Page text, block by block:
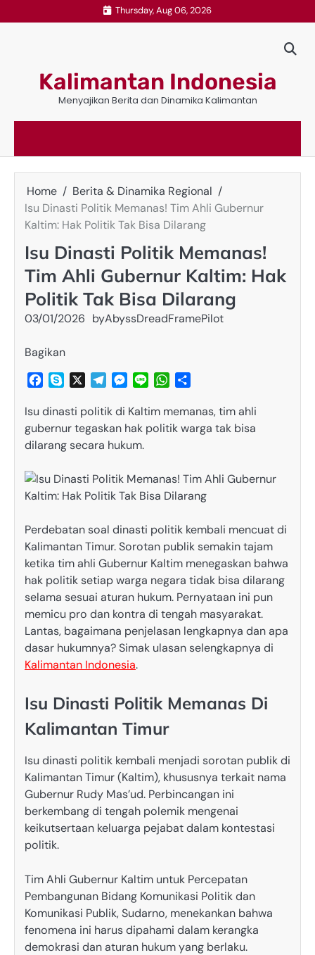
to
Thursday, Aug 06, 2026
Kalimantan Indonesia
Menyajikan Berita dan Dinamika Kalimantan
Home
Berita & Dinamika Regional
Isu Dinasti Politik Memanas! Tim Ahli Gubernur
Kaltim: Hak Politik Tak Bisa Dilarang
Isu Dinasti Politik Memanas!
Tim Ahli Gubernur Kaltim: Hak
Politik Tak Bisa Dilarang
03/01/2026 byAbyssDreadFramePilot
Bagikan
Facebook
Skype TelegramMessenger
Line WhatsApp
Isu dinasti politik di Kaltim memanas, tim ahli
gubernur tegaskan hak politik warga tak bisa
dilarang secara hukum.
Perdebatan soal dinasti politik kembali mencuat di
Kalimantan Timur. Sorotan publik semakin tajam
ketika tim ahli Gubernur Kaltim menegaskan bahwa
hak politik setiap warga negara tidak bisa dilarang
selama sesuai aturan hukum. Pernyataan ini pun
memicu pro dan kontra di tengah masyarakat.
Lantas, bagaimana penjelasan lengkapnya dan apa
dasar hukumnya? Simak ulasan selengkapnya di
Kalimantan Indonesia.
Isu Dinasti Politik Memanas Di
Kalimantan Timur
Isu dinasti politik kembali menjadi sorotan publik di
Kalimantan Timur (Kaltim), khususnya terkait nama
Gubernur Rudy Mas’ud. Perbincangan ini
berkembang di tengah polemik mengenai
keikutsertaan keluarga pejabat dalam kontestasi
politik.
Tim Ahli Gubernur Kaltim untuk Percepatan
Pembangunan Bidang Komunikasi Politik dan
Komunikasi Publik, Sudarno, menekankan bahwa
fenomena ini harus dipahami dalam kerangka
demokrasi dan aturan hukum yang berlaku.